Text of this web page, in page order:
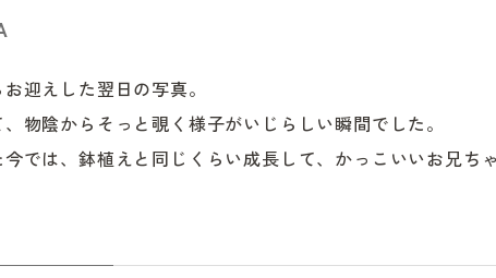
迎えした翌日の写真。
物陰からそっと覗く様子がいじらしい瞬間でした。
では、鉢植えと同じくらい成長して、かっこいいお兄ち